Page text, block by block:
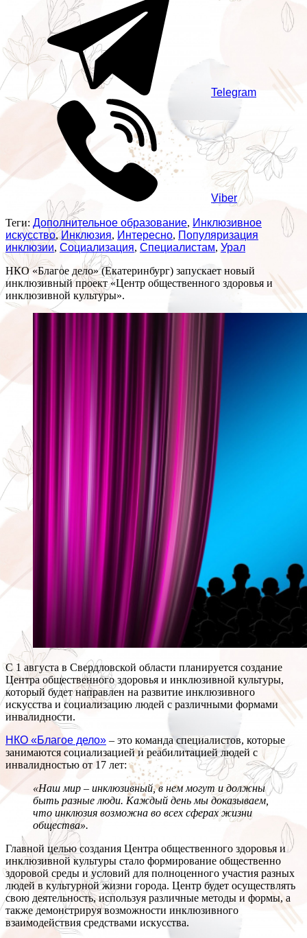
Telegram
Viber
Теги: Дополнительное образование, Инклюзивное
искусство, Инклюзия, Интересно, Популяризация
инклюзии, Социализация, Специалистам, Урал
НКО «Благое дело» (Екатеринбург) запускает новый
инклюзивный проект «Центр общественного здоровья и
инклюзивной культуры».
С 1 августа в Свердловской области планируется создание
Центра общественного здоровья и инклюзивной культуры,
который будет направлен на развитие инклюзивного
искусства и социализацию людей с различными формами
инвалидности.
НКО «Благое дело» – это команда специалистов, которые
занимаются социализацией и реабилитацией людей с
инвалидностью от 17 лет:
«Наш мир – инклюзивный, в нем могут и должны
быть разные люди. Каждый день мы доказываем,
что инклюзия возможна во всех сферах жизни
общества».
Главной целью создания Центра общественного здоровья и
инклюзивной культуры стало формирование общественно
здоровой среды и условий для полноценного участия разных
людей в культурной жизни города. Центр будет осуществлять
свою деятельность, используя различные методы и формы, а
также демонстрируя возможности инклюзивного
взаимодействия средствами искусства.